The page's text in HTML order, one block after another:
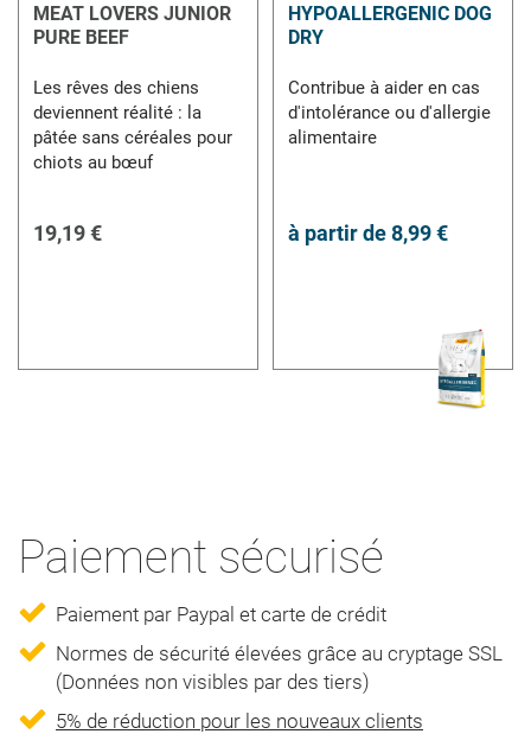
MEAT LOVERS JUNIOR
PURE BEEF
Les rêves des chiens
deviennent réalité : la
pâtée sans céréales pour
chiots au bœuf
19,19 €
HYPOALLERGENIC DOG
DRY
Contribue à aider en cas
d'intolérance ou d'allergie
alimentaire
à partir de8,99 €
Paiement sécurisé
Paiement par Paypal et carte de crédit
Normes de sécurité élevées grâce au cryptage SSL
(Données non visibles par des tiers)
5% de réduction pour les nouveaux clients